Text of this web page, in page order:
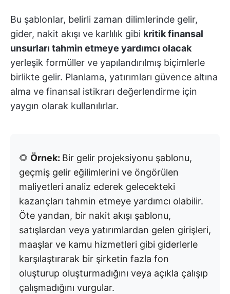
Bu şablonlar, belirli zaman dilimlerinde gelir,
gider, nakit akışı ve karlılık gibi kritik finansal
unsurları tahmin etmeye yardımcı olacak
yerleşik formüller ve yapılandırılmış biçimlerle
birlikte gelir. Planlama, yatırımları güvence altına
alma ve finansal istikrarı değerlendirme için
yaygın olarak kullanılırlar.
🌻 Örnek: Bir gelir projeksiyonu şablonu,
geçmiş gelir eğilimlerini ve öngörülen
maliyetleri analiz ederek gelecekteki
kazançları tahmin etmeye yardımcı olabilir.
Öte yandan, bir nakit akışı şablonu,
satışlardan veya yatırımlardan gelen girişleri,
maaşlar ve kamu hizmetleri gibi giderlerle
karşılaştırarak bir şirketin fazla fon
oluşturup oluşturmadığını veya açıkla çalışıp
çalışmadığını vurgular.